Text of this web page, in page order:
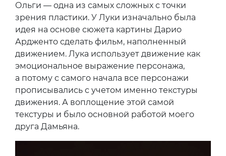
Ольги — одна из самых сложных с точки
зрения пластики. У Луки изначально была
идея на основе сюжета картины Дарио
Ардженто сделать фильм, наполненный
движением. Лука использует движение как
эмоциональное выражение персонажа,
а потому с самого начала все персонажи
прописывались с учетом именно текстуры
движения. А воплощение этой самой
текстуры и было основной работой моего
друга Дамьяна.